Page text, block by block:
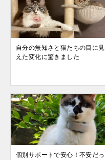
自分の無知さと猫たちの目に見
えた変化に驚きました
個別サポートで安心！不安だっ